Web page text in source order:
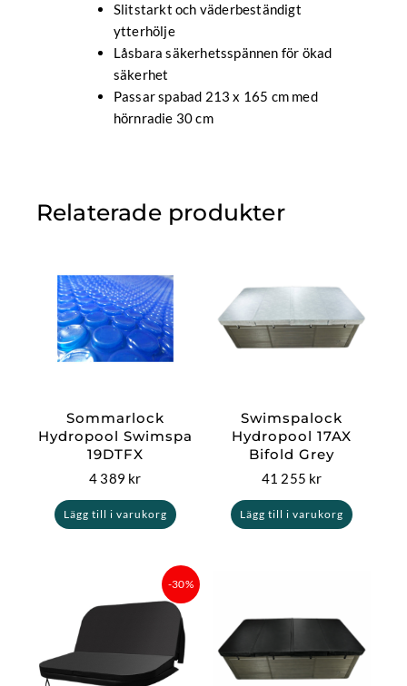
Slitstarkt och väderbeständigt
ytterhölje
Låsbara säkerhetsspännen för ökad
säkerhet
Passar spabad 213 x 165 cm med
hörnradie 30 cm
Relaterade produkter
Sommarlock
Hydropool Swimspa
19DTFX
4 389 kr
Lägg till i varukorg
Swimspalock
Hydropool 17AX
Bifold Grey
41 255 kr
Lägg till i varukorg
-30%
ursprungliga
Det
nuvarande
priset
är:
5
529,30 kr.